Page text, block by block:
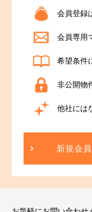
会員登録
会員専用
希望条件
非公開物
他社には
新規会